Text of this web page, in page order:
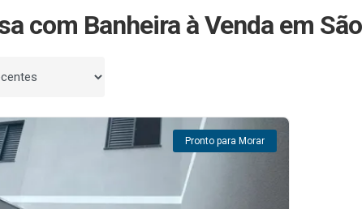
com Banheira à Venda em
Pronto para Morar